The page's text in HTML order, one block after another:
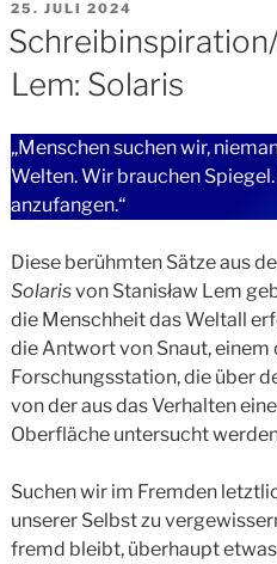
VERÖFFENTLICHT
AM
25. JULI 2024
Lem: Solaris
„Menschen suchen wir,
Welten. Wir brauchen
anzufangen.“
Diese berühmten Sätze aus
Solarisvon Stanisław Lem
die Menschheit das Weltall
die Antwort von Snaut, einem
Forschungsstation, die über
von der aus das Verhalten
Oberfläche untersucht
Suchen wir im Fremden
unserer Selbst zu
fremd bleibt, überhaupt